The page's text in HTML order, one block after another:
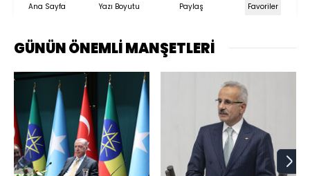
Ana Sayfa Yazı Boyutu Paylaş Favoriler
GÜNÜN ÖNEMLİ MANŞETLERİ